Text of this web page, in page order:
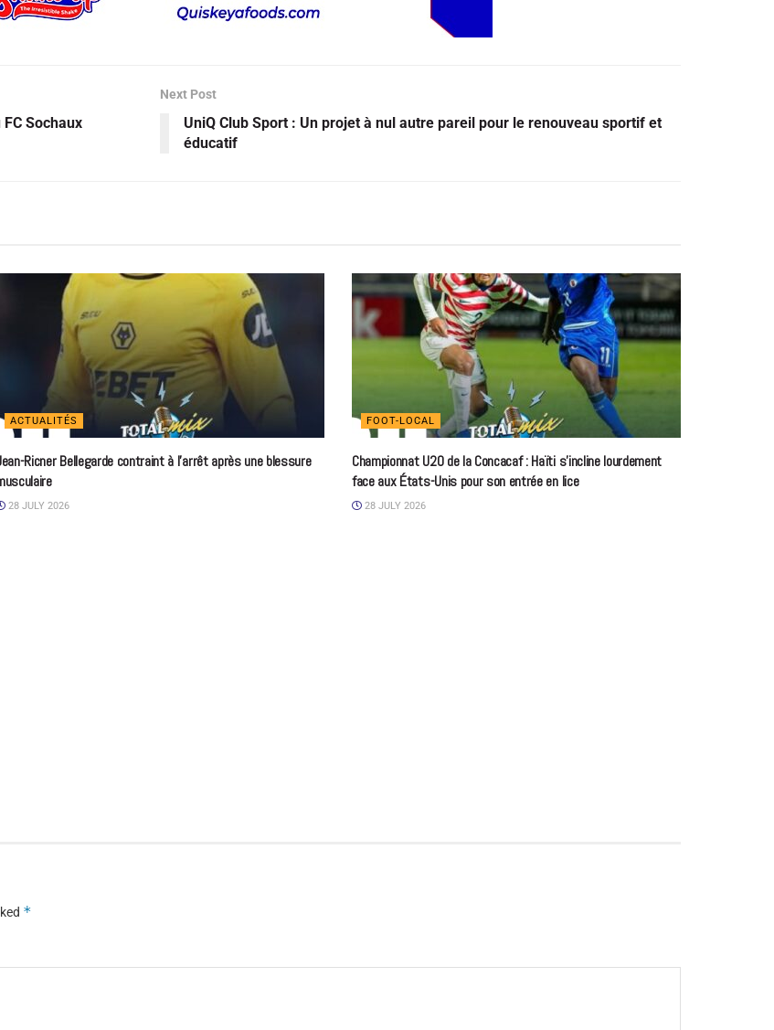
Sochaux
Next Post
UniQ Club Sport : Un projet à nul autre pareil pour le renouveau sportif et
éducatif
ACTUALITÉS
Ricner Bellegarde contraint à l’arrêt après une blessure
28 JULY 2026
FOOT-LOCAL
Championnat U20 de la Concacaf : Haïti s’incline lourdement
face aux États-Unis pour son entrée en lice
28 JULY 2026
*